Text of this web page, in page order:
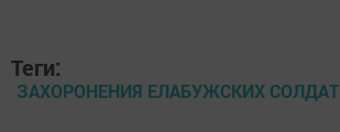
Теги:
ЗАХОРОНЕНИЯ ЕЛАБУЖСКИХ СОЛДАТ